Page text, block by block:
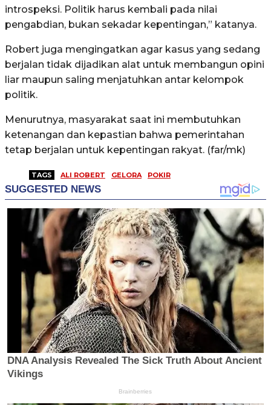
introspeksi. Politik harus kembali pada nilai
pengabdian, bukan sekadar kepentingan,” katanya.
Robert juga mengingatkan agar kasus yang sedang
berjalan tidak dijadikan alat untuk membangun opini
liar maupun saling menjatuhkan antar kelompok
politik.
Menurutnya, masyarakat saat ini membutuhkan
ketenangan dan kepastian bahwa pemerintahan
tetap berjalan untuk kepentingan rakyat. (far/mk)
TAGS ALI ROBERT GELORA POKIR